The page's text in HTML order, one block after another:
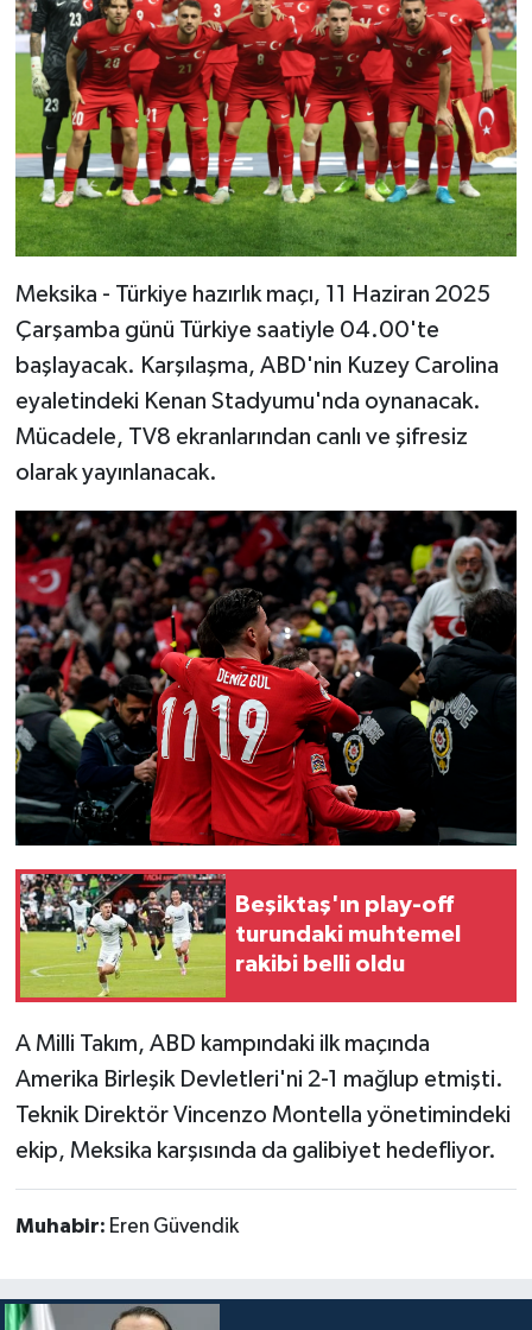
Meksika - Türkiye hazırlık maçı, 11 Haziran 2025
Çarşamba günü Türkiye saatiyle 04.00'te
başlayacak. Karşılaşma, ABD'nin Kuzey Carolina
eyaletindeki Kenan Stadyumu'nda oynanacak.
Mücadele, TV8 ekranlarından canlı ve şifresiz
olarak yayınlanacak.
Beşiktaş'ın play-off
turundaki muhtemel
rakibi belli oldu
A Milli Takım, ABD kampındaki ilk maçında
Amerika Birleşik Devletleri'ni 2-1 mağlup etmişti.
Teknik Direktör Vincenzo Montella yönetimindeki
ekip, Meksika karşısında da galibiyet hedefliyor.
Muhabir: Eren Güvendik